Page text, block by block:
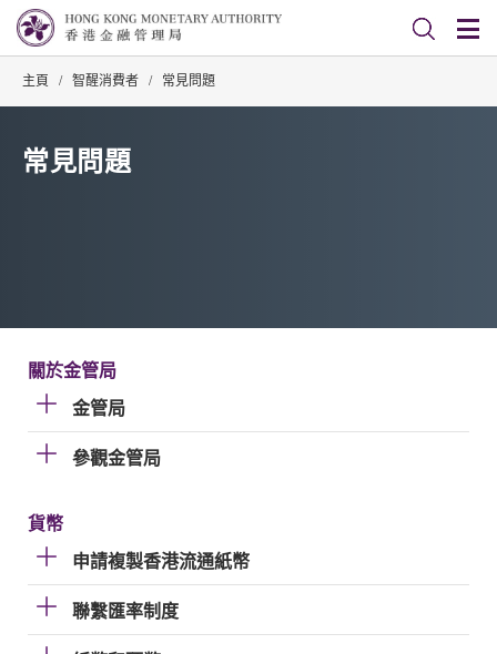
主頁 / 智醒消費者 / 常見問題
常見問題
關於金管局
金管局
參觀金管局
貨幣
申請複製香港流通紙幣
聯繫匯率制度